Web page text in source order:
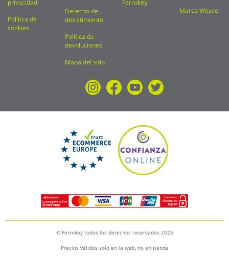
privacidad
Política de
cookies
Derecho de
desistimiento
Política de
devoluciones
Mapa del sitio
Ferrokey
Marca Wesco
© Ferrokey todos los derechos reservados 2025
Precios válidos solo en la web, no en tienda